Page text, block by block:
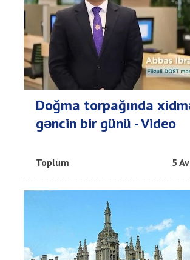
Doğma torpağında
gəncin bir günü - Video
Toplum 5